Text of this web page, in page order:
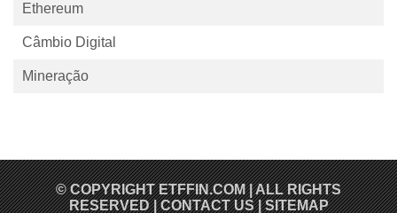
Ethereum
Câmbio Digital
Mineração
© COPYRIGHTETFFIN.COM| ALL RIGHTS
RESERVED |CONTACT US|SITEMAP